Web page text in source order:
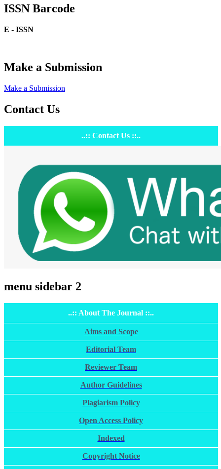
ISSN Barcode
E - ISSN
Make a Submission
Make a Submission
Contact Us
..:: Contact Us ::..
menu sidebar 2
..:: About The Journal ::..
Aims and Scope
Editorial Team
Reviewer Team
Author Guidelines
Plagiarism Policy
Open Access Policy
Indexed
Copyright Notice